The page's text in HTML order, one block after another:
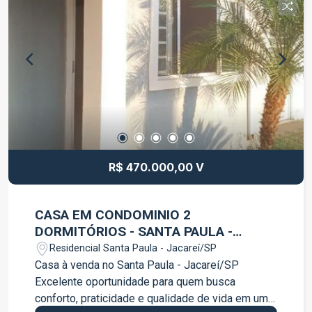
funcionalidade. Localizado no condomínio Acqua
Serveng, no bairro Jardim Paraíba, próximo ao
centro, comércios, escolas, supermercados e
serviços essenciais. Uma excelente opção para
quem busca conforto, localização e qualidade de
R$ 470.000,00 V
CASA EM CONDOMINIO 2
DORMITÓRIOS - SANTA PAULA -
JACAREÍ
Residencial Santa Paula - Jacareí/SP
Casa à venda no Santa Paula - Jacareí/SP
Excelente oportunidade para quem busca
conforto, praticidade e qualidade de vida em um